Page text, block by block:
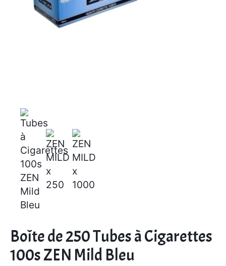
Boîte de 250 Tubes à Cigarettes
100s ZEN Mild Bleu